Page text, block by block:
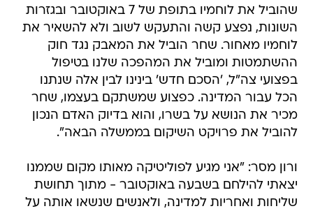
שהוביל את לוחמיו בתופת של 7 באוקטובר ובגזרות
השונות, נפצע קשה והתעקש לשוב ולא להשאיר את
לוחמיו מאחור. שחר הוביל את המאבק נגד חוק
ההשתמטות ומוביל את המהפכה שלנו בטיפול
בפצועי צה"ל, 'הסכם חדש' בינינו לבין אלה שנתנו
הכל עבור המדינה. כפצוע שמשתקם בעצמו, שחר
מכיר את הנושא על בשרו, והוא בדיוק האדם הנכון
להוביל את פרויקט השיקום בממשלה הבאה".
ורון מסר: "אני מגיע לפוליטיקה מאותו מקום שממנו
יצאתי להילחם בשבעה באוקטובר - מתוך תחושת
שליחות ואחריות למדינה, ולאנשים שנשאו אותה על